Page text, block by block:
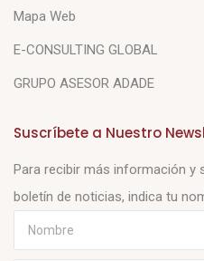
Mapa Web
E-CONSULTING GLOBAL
GRUPO ASESOR ADADE
Suscríbete a Nuestro
Para recibir más información y
boletín de noticias, indica tu